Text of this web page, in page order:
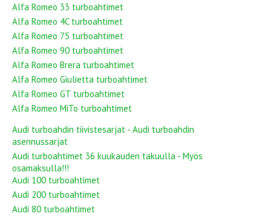
Alfa Romeo 33 turboahtimet
Alfa Romeo 4C turboahtimet
Alfa Romeo 75 turboahtimet
Alfa Romeo 90 turboahtimet
Alfa Romeo Brera turboahtimet
Alfa Romeo Giulietta turboahtimet
Alfa Romeo GT turboahtimet
Alfa Romeo MiTo turboahtimet
Audi turboahdin tiivistesarjat - Audi turboahdin
asennussarjat
Audi turboahtimet 36 kuukauden takuulla - Myös
osamaksulla!!!
Audi 100 turboahtimet
Audi 200 turboahtimet
Audi 80 turboahtimet